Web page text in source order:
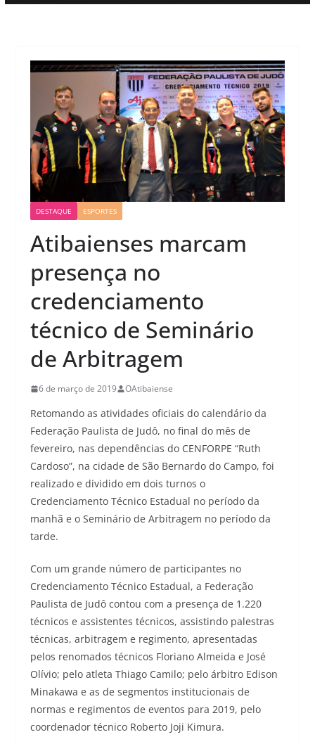
DESTAQUE ESPORTES
Atibaienses marcam
presença no
credenciamento
técnico de Seminário
de Arbitragem
6 de março de 2019 OAtibaiense
Retomando as atividades oficiais do calendário da
Federação Paulista de Judô, no final do mês de
fevereiro, nas dependências do CENFORPE “Ruth
Cardoso”, na cidade de São Bernardo do Campo, foi
realizado e dividido em dois turnos o
Credenciamento Técnico Estadual no período da
manhã e o Seminário de Arbitragem no período da
tarde.
Com um grande número de participantes no
Credenciamento Técnico Estadual, a Federação
Paulista de Judô contou com a presença de 1.220
técnicos e assistentes técnicos, assistindo palestras
técnicas, arbitragem e regimento, apresentadas
pelos renomados técnicos Floriano Almeida e José
Olívio; pelo atleta Thiago Camilo; pelo árbitro Edison
Minakawa e as de segmentos institucionais de
normas e regimentos de eventos para 2019, pelo
coordenador técnico Roberto Joji Kimura.